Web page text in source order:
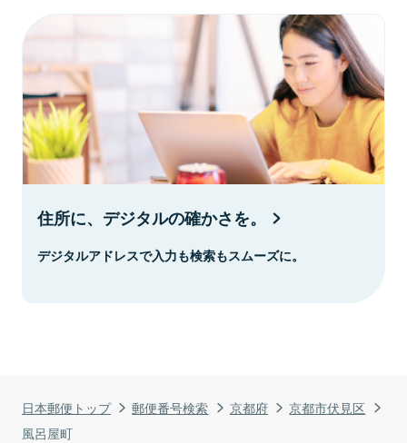
日本郵便トップ 郵便番号検索 京都府
京都市伏見区
風呂屋町
住所に、デジタルの確かさを。
デジタルアドレスで入力も検索もスムーズに。